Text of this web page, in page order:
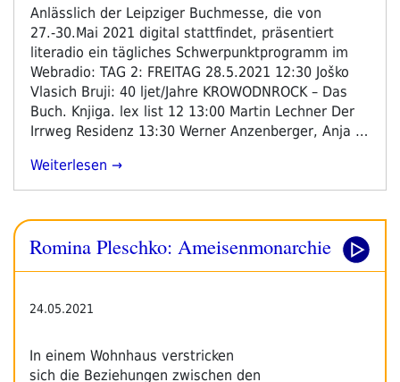
Anlässlich der Leipziger Buchmesse, die von
27.-30.Mai 2021 digital stattfindet, präsentiert
literadio ein tägliches Schwerpunktprogramm im
Webradio: TAG 2: FREITAG 28.5.2021 12:30 Joško
Vlasich Bruji: 40 ljet/Jahre KROWODNROCK – Das
Buch. Knjiga. lex list 12 13:00 Martin Lechner Der
Irrweg Residenz 13:30 Werner Anzenberger, Anja …
„Programm
Buchmesse
2021
2“
Weiterlesen
Romina Pleschko: Ameisenmonarchie
24.05.2021
In einem Wohnhaus verstricken
sich die Beziehungen zwischen den